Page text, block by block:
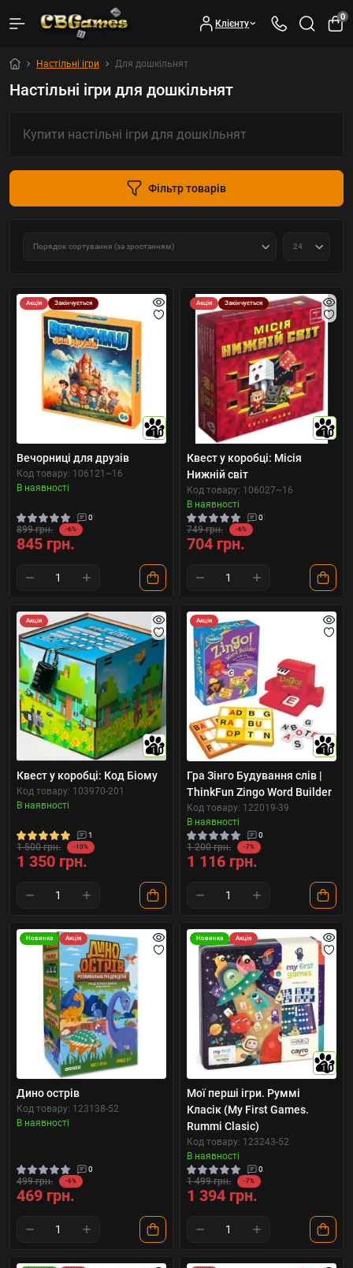
Клієнту
0
Настільні ігри Для дошкільнят
Настільні ігри для дошкільнят
Купити настільні ігри для дошкільнят
Фільтр товарів
Акція Закінчується
10
Вечорниці для друзів
Код товару: 106121~16
В наявності
0
899 грн. -6%
845 грн.
Акція Закінчується
10
Квест у коробці: Місія
Нижній світ
Код товару: 106027~16
В наявності
0
749 грн. -6%
704 грн.
Акція
10
Квест у коробці: Код Біому
Код товару: 103970-201
В наявності
1
1 500 грн. -10%
1 350 грн.
Акція
10
Гра Зінго Будування слів |
ThinkFun Zingo Word Builder
Код товару: 122019-39
В наявності
0
1 200 грн. -7%
1 116 грн.
Новинка Акція
Дино острів
Код товару: 123138-52
В наявності
0
499 грн. -6%
469 грн.
Новинка Акція
10
Мої перші ігри. Руммі
Класік (My First Games.
Rummi Clasic)
Код товару: 123243-52
В наявності
0
1 499 грн. -7%
1 394 грн.